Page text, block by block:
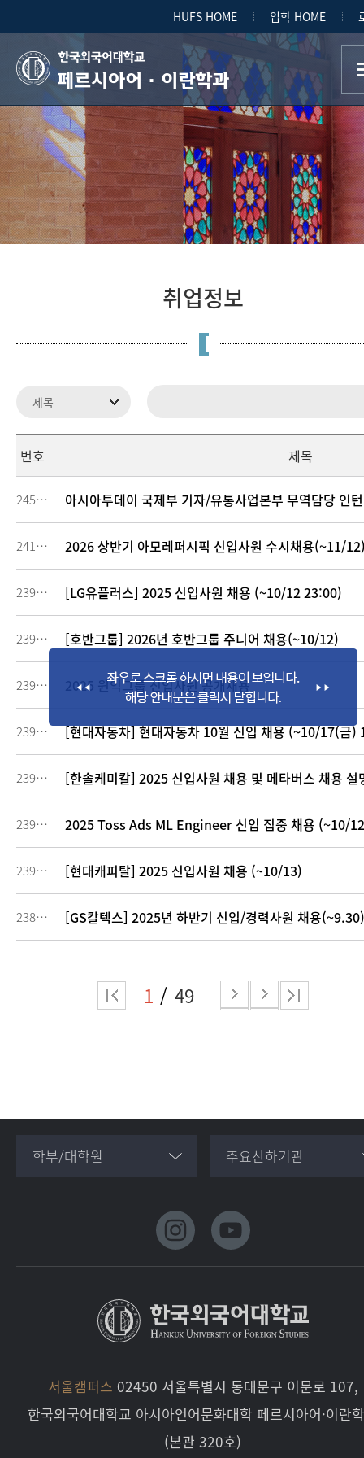
HUFS HOME 입학 HOME
페르시아어·이란학과
취업정보
번호 제목
245167 아시아투데이 국제부 기자/유통사업본부 무역담당 인
241639 2026 상반기 아모레퍼시픽 신입사원 수시채용(~11/
239641 [LG유플러스] 2025 신입사원 채용 (~10/12 23:00)
239524 [호반그룹] 2026년 호반그룹 주니어 채용(~10/12)
239450 2025 원익그룹 신입사원 공개채용
239400 [현대자동차] 현대자동차 10월 신입 채용 (~10/17(금)
239397 [한솔케미칼] 2025 신입사원 채용 및 메타버스 채용
239394 2025 Toss Ads ML Engineer 신입 집중 채용 (~10/
239390 [현대캐피탈] 2025 신입사원 채용 (~10/13)
238311 [GS칼텍스] 2025년 하반기 신입/경력사원 채용(~9.30)
1 49
학부/대학원 주요산하기관
서울캠퍼스 02450 서울특별시 동대문구 이문로 107,
한국외국어대학교 아시아언어문화대학 페르시아어·이란
(본관 320호)